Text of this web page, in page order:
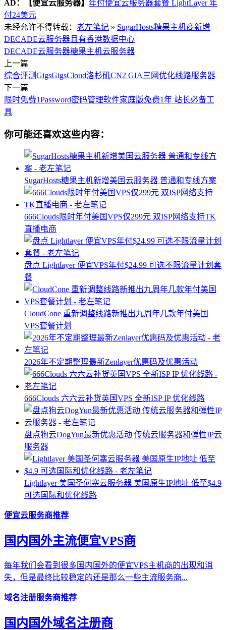
AD： 【便宜云服务器】 年付便宜云服务器套餐 LightLayer 年
付24美元
未经允许不得转载： 老左笔记 » SugarHosts糖果主机商新增
DECADE云服务器且有香港数据中心
DECADE云服务器糖果主机云服务器
上一篇
综合评测GigsGigsCloud洛杉矶CN2 GIA三网优化线路服务器
下一篇
限时免费1Password密码管理软件家庭版免费1年 站长必备工
具
你可能还喜欢这些内容：
SugarHosts糖果主机新增美国云服务器 普通和专线方案
666Clouds限时年付美国VPS仅299元 双ISP网络支持TK
直播电商
盘点 Lightlayer 便宜VPS年付$24.99 可选不限流量计划套
餐
CloudCone 重新调整线路新推出九周年几款年付美国
VPS套餐计划
2026年不定期整理最新Zenlayer优惠码及优惠活动
666Clouds 六六云补货英国VPS 全新ISP IP 优化线路
盘点狗云DogYun最新优惠活动 传统云服务器和弹性IP云
服务器
Lightlayer 美国圣何塞云服务器 美国原生IP地址 低至$4.9
可选国际和优化线路
便宜云服务商推荐
国内国外主流便宜VPS商
每年我们会看到很多国内国外的便宜VPS主机商的出现和消
失，但是最终比较稳定的还是那么一些主流服务商...
域名注册服务商推荐
国内国外域名注册商